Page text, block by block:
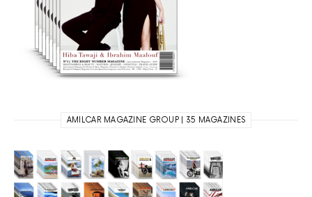
AMILCAR MAGAZINE GROUP | 35 MAGAZINES